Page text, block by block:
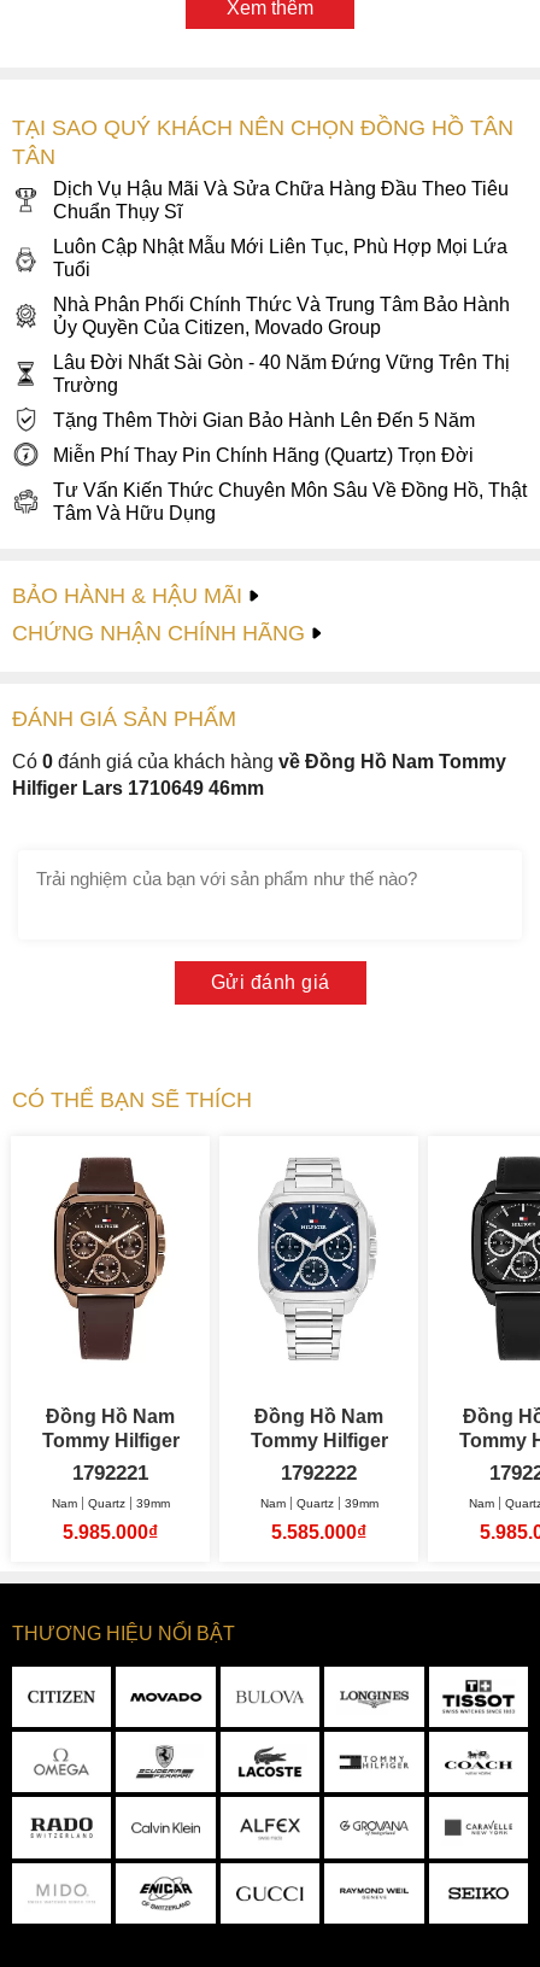
thể thao năng động và tinh thần bứt phá không giới hạn.
Xem thêm
TẠI SAO QUÝ KHÁCH NÊN CHỌN ĐỒNG HỒ TÂN
TÂN
Dịch Vụ Hậu Mãi Và Sửa Chữa Hàng Đầu Theo Tiêu
Chuẩn Thụy Sĩ
Luôn Cập Nhật Mẫu Mới Liên Tục, Phù Hợp Mọi Lứa
Tuổi
Nhà Phân Phối Chính Thức Và Trung Tâm Bảo Hành
Ủy Quyền Của Citizen, Movado Group
Lâu Đời Nhất Sài Gòn - 40 Năm Đứng Vững Trên Thị
Trường
Tặng Thêm Thời Gian Bảo Hành Lên Đến 5 Năm
Miễn Phí Thay Pin Chính Hãng (Quartz) Trọn Đời
Tư Vấn Kiến Thức Chuyên Môn Sâu Về Đồng Hồ, Thật
Tâm Và Hữu Dụng
BẢO HÀNH & HẬU MÃI
CHỨNG NHẬN CHÍNH HÃNG
ĐÁNH GIÁ SẢN PHẤM
Có 0 đánh giá của khách hàng về Đồng Hồ Nam Tommy
Hilfiger Lars 1710649 46mm
Gửi đánh giá
CÓ THỂ BẠN SẼ THÍCH
Đồng Hồ Nam
Tommy Hilfiger
Herald 39mm
1792221
Nam Quartz 39mm
5.985.000₫
Đồng Hồ Nam
Tommy Hilfiger
Herald 39mm
1792222
Nam Quartz 39mm
5.585.000₫
Đồng
Tommy
Nam
THƯƠNG HIỆU NỔI BẬT